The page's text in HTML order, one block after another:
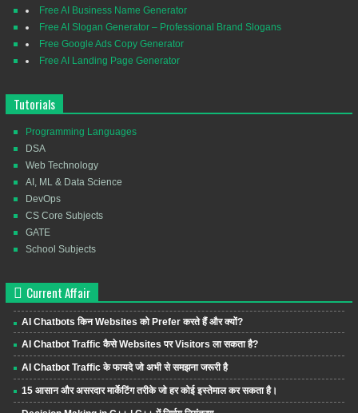
Free AI Business Name Generator
Free AI Slogan Generator – Professional Brand Slogans
Free Google Ads Copy Generator
Free AI Landing Page Generator
Tutorials
Programming Languages
DSA
Web Technology
AI, ML & Data Science
DevOps
CS Core Subjects
GATE
School Subjects
Current Affair
AI Chatbots किन Websites को Prefer करते हैं और क्यों?
AI Chatbot Traffic कैसे Websites पर Visitors ला सकता है?
AI Chatbot Traffic के फायदे जो अभी से समझना जरूरी है
15 आसान और असरदार मार्केटिंग तरीके जो हर कोई इस्तेमाल कर सकता है।